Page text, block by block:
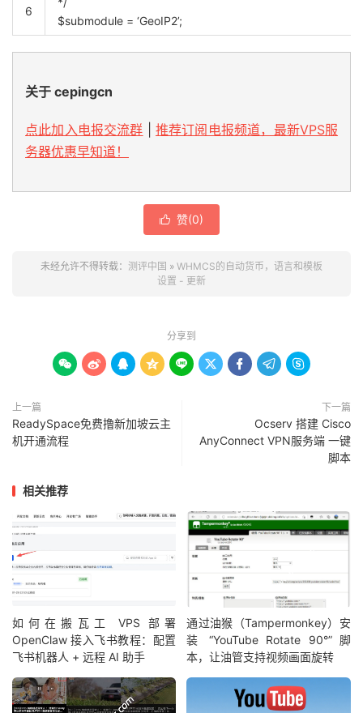
6
$submodule = ‘GeoIP2’;
关于 cepingcn
点此加入电报交流群
推荐订阅电报频道，最新VPS服
务器优惠早知道！
 赞(0)
未经允许不得转载： 测评中国 » WHMCS的自动货币，语言和模板
设置 - 更新
分享到
        
上一篇
ReadySpace免费撸新加坡云主
机开通流程
下一篇
Ocserv 搭建 Cisco
AnyConnect VPN服务端 一键
脚本
相关推荐
如何在搬瓦工 VPS 部署
OpenClaw 接入飞书教程：配置
飞书机器人 + 远程 AI 助手
通过油猴（Tampermonkey）安
装 “YouTube Rotate 90°” 脚
本，让油管支持视频画面旋转